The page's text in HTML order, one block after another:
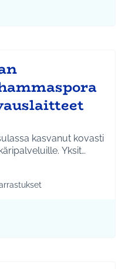
kasvanut kovasti
ja siten myös tarve eläinlääkäripalveluille. Yksit…
Koko Tuusulamukaan: Liikunta ja